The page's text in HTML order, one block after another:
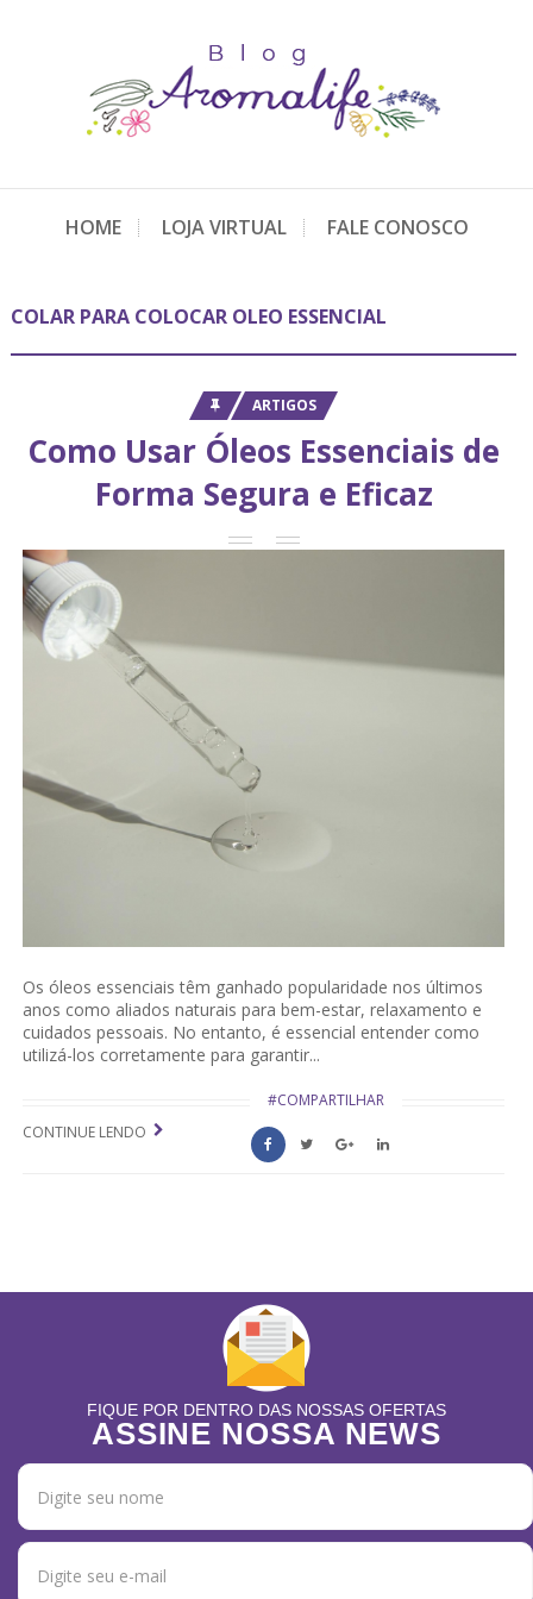
HOME LOJA VIRTUAL FALE CONOSCO
COLAR PARA COLOCAR OLEO ESSENCIAL
ARTIGOS
Como Usar Óleos Essenciais de
Forma Segura e Eficaz
Os óleos essenciais têm ganhado popularidade nos últimos
anos como aliados naturais para bem-estar, relaxamento e
cuidados pessoais. No entanto, é essencial entender como
utilizá-los corretamente para garantir...
CONTINUE LENDO
#COMPARTILHAR
FIQUE POR DENTRO DAS NOSSAS OFERTAS
ASSINE NOSSA NEWS